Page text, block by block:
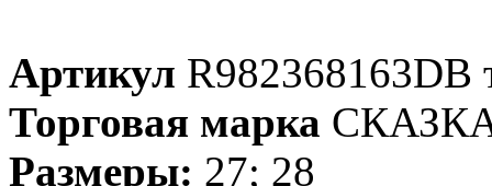
Артикул R982368163DB
Торговая марка
Размеры: 27; 28